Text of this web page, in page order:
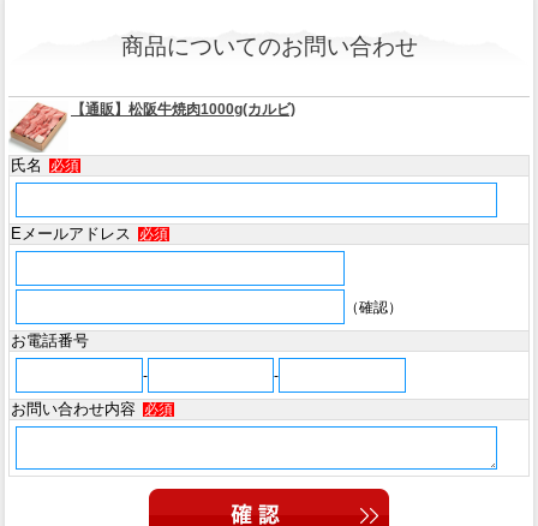
商品についてのお問い合わせ
【通販】松阪牛焼肉1000g(カルビ)
氏名 必須
Eメールアドレス 必須
（確認）
お電話番号
- -
お問い合わせ内容 必須